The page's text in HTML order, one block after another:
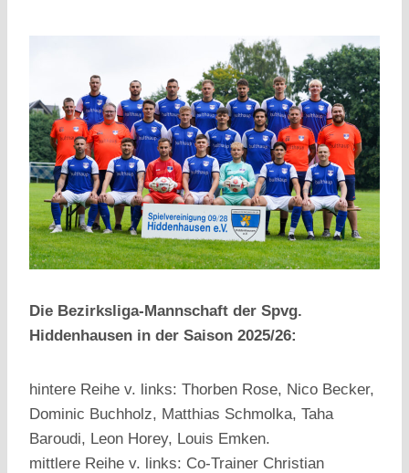
Die Bezirksliga-Mannschaft der Spvg.
Hiddenhausen in der Saison 2025/26:
hintere Reihe v. links: Thorben Rose, Nico Becker,
Dominic Buchholz, Matthias Schmolka, Taha
Baroudi, Leon Horey, Louis Emken.
mittlere Reihe v. links: Co-Trainer Christian